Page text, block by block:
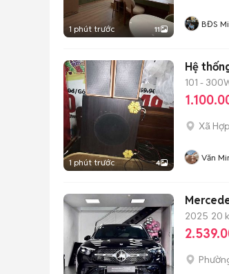
1 phút trước 11 BĐS
1 phút trước 4
Hệ
101 -
Xã
Văn
2025 20